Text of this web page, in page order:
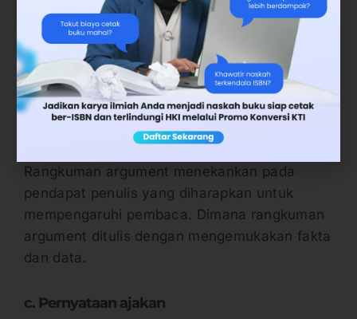
Terutama dalam memahami apa saja yang
harus dituliskan pertama kali dalam teks jenis
ini. Pengenalan isu ini lebih menekankan pada
pengantar umum, namun masalah yang
disampaikan sangat mendasar.
b. Rangkuman argument
Rangkuman argument menekankan pada
pendapat penulis yang diharapkan untuk
mempengaruhi pembaca. Dimana rangkuman
argument ditulis dengan mengemukakan fakta
dan data.
c. Pernyataan ajakan